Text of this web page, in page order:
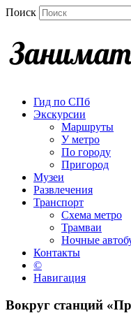
Поиск
Гид по СПб
Экскурсии
Маршруты
У метро
По городу
Пригород
Музеи
Развлечения
Транспорт
Схема метро
Трамваи
Ночные
Контакты
©
Навигация
Вокруг станций